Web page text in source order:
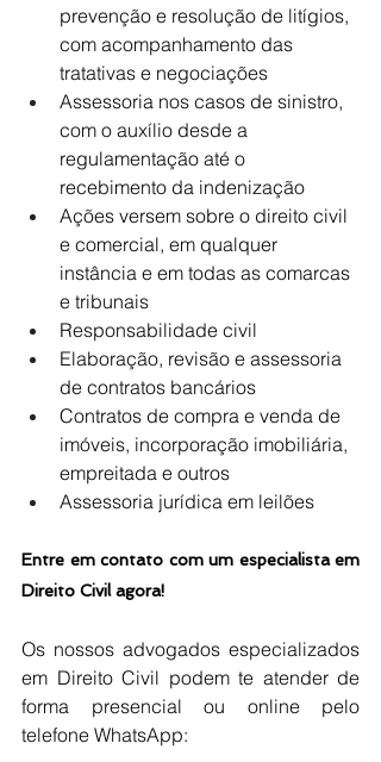
prevenção e resolução de litígios,
com acompanhamento das
tratativas e negociações
Assessoria nos casos de sinistro,
com o auxílio desde a
regulamentação até o
recebimento da indenização
Ações versem sobre o direito civil
e comercial, em qualquer
instância e em todas as comarcas
e tribunais
Responsabilidade civil
Elaboração, revisão e assessoria
de contratos bancários
Contratos de compra e venda de
imóveis, incorporação imobiliária,
empreitada e outros
Assessoria jurídica em leilões
Entre em contato com um especialista em
Direito Civil agora!
Os nossos advogados especializados
em Direito Civil podem te atender de
forma presencial ou online pelo
telefone WhatsApp: